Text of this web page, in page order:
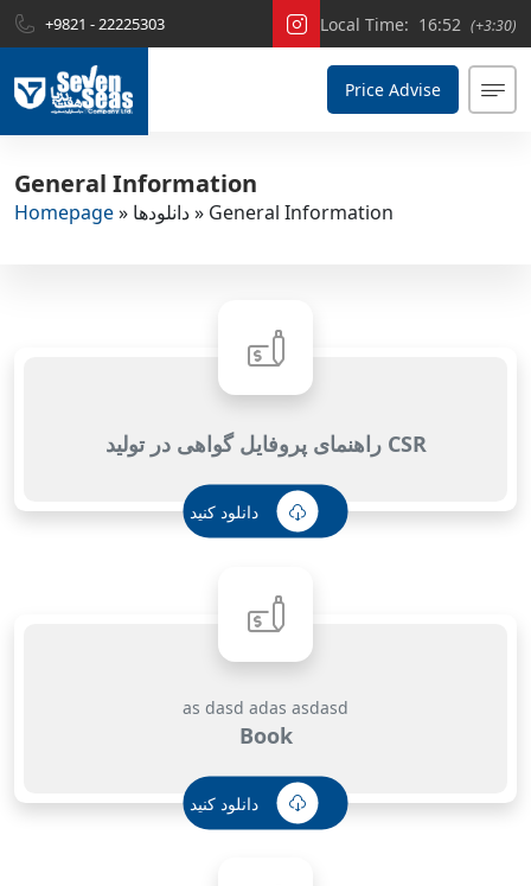
+9821 - 22225303 Local Time: 16:52 (+3:30)
Price Advise
General Information
Homepage» دانلودها» General Information
راهنمای پروفایل گواهی در تولید CSR
دانلود کنید
as dasd adas asdasd
Book
دانلود کنید